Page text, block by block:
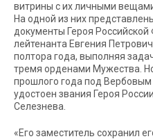
витрины с их личными
На одной из них
документы Героя
лейтенанта Евгения
полтора года, выполняя
тремя орденами Мужества.
прошлого года под Вербовым
удостоен звания Героя
Селезнева.
«Его заместитель сохранил